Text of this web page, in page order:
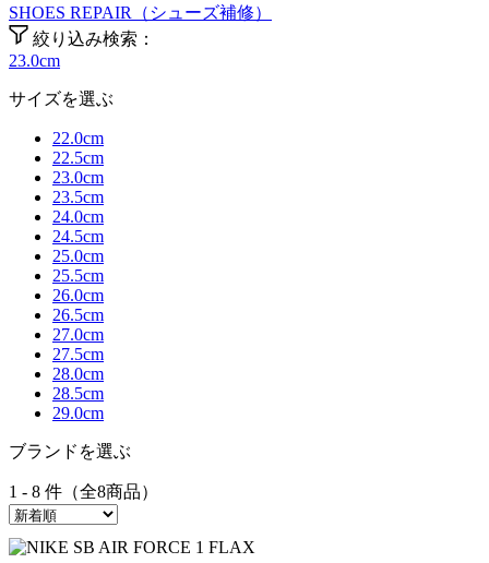
SHOES REPAIR（シューズ補修）
絞り込み検索：
23.0cm
サイズを選ぶ
22.0cm
22.5cm
23.0cm
23.5cm
24.0cm
24.5cm
25.0cm
25.5cm
26.0cm
26.5cm
27.0cm
27.5cm
28.0cm
28.5cm
29.0cm
ブランドを選ぶ
1 - 8 件（全8商品）